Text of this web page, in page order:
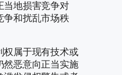
当地损害竞争对
争和扰乱市场秩
权属于现有技术或
然恶意向正当实施